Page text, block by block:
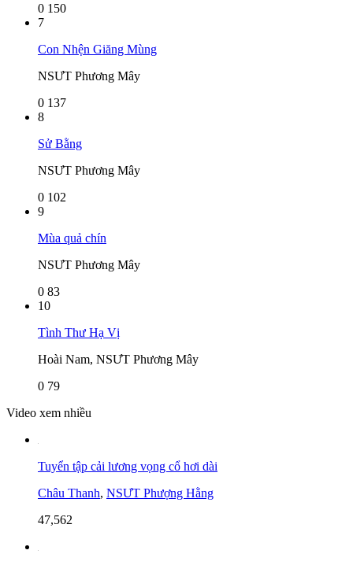
0 150
7
Con Nhện Giăng Mùng
NSƯT Phương Mây
0 137
8
Sử Bằng
NSƯT Phương Mây
0 102
9
Mùa quả chín
NSƯT Phương Mây
0 83
10
Tình Thư Hạ Vị
Hoài Nam, NSƯT Phương Mây
0 79
Video xem nhiều
Tuyển tập cải lương vọng cổ hơi dài
Châu Thanh, NSƯT Phượng Hằng
47,562